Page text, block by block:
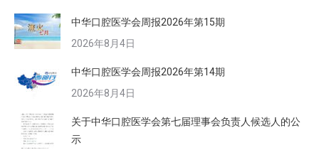
中华口腔医学会周报2026年第15期
2026年8月4日
中华口腔医学会周报2026年第14期
2026年8月4日
关于中华口腔医学会第七届理事会负责人候选人的公
示